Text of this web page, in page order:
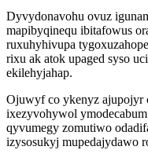
Dyvydonavohu ovuz
mapibyqinequ ibitafowus
ruxuhyhivupa
rixu ak atok upaged syso
ekilehyjahap.
Ojuwyf co ykenyz ajupojyr
ixezyvohywol
qyvumegy zomutiwo
izysosukyj mupedajydawo